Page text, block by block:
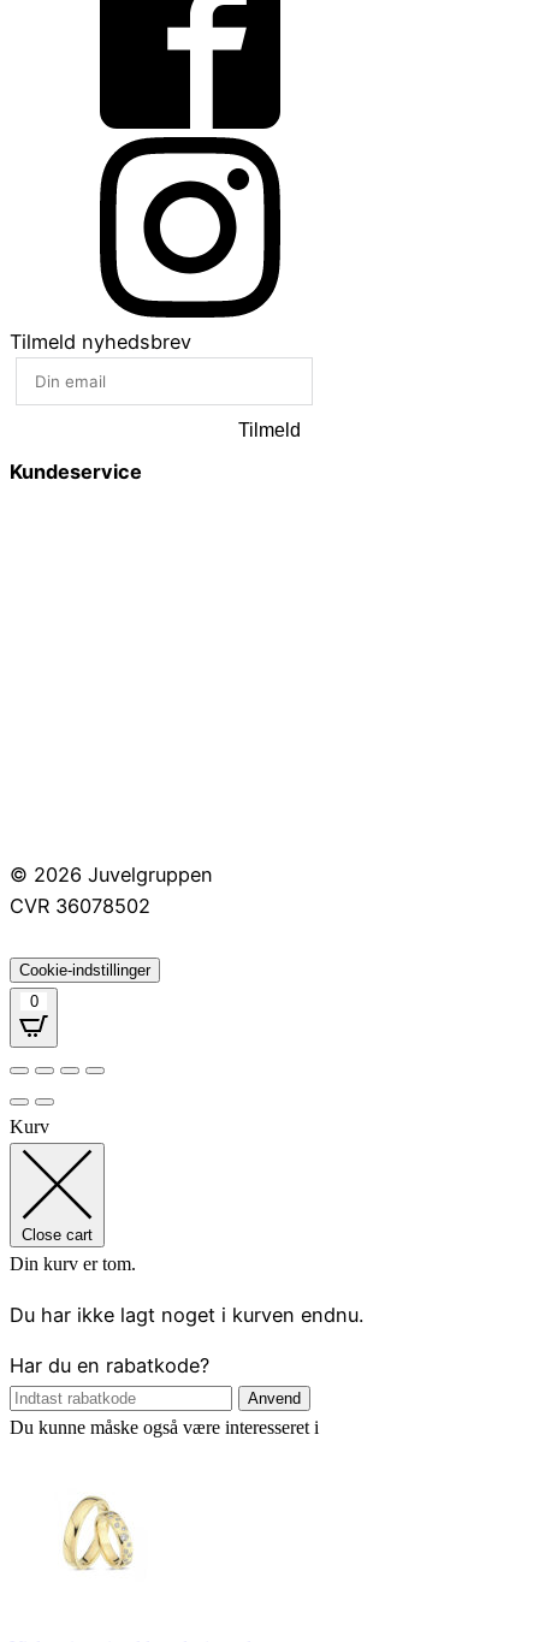
Tilmeld nyhedsbrev
Tilmeld
Kundeservice
© 2026 Juvelgruppen
CVR 36078502
Cookie-indstillinger
0
Kurv
Close cart
Din kurv er tom.
Du har ikke lagt noget i kurven endnu.
Har du en rabatkode?
Anvend
Du kunne måske også være interesseret i